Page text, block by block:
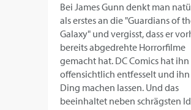
Bei James Gunn denkt man
als erstes an die "Guardians of
Galaxy" und vergisst, dass er
bereits abgedrehte Horrorfilme
gemacht hat. DC Comics hat
offensichtlich entfesselt und ihn
Ding machen lassen. Und das
beeinhaltet neben schrägsten